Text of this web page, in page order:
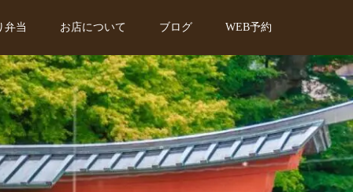
弁当 お店について ブログ WEB予約